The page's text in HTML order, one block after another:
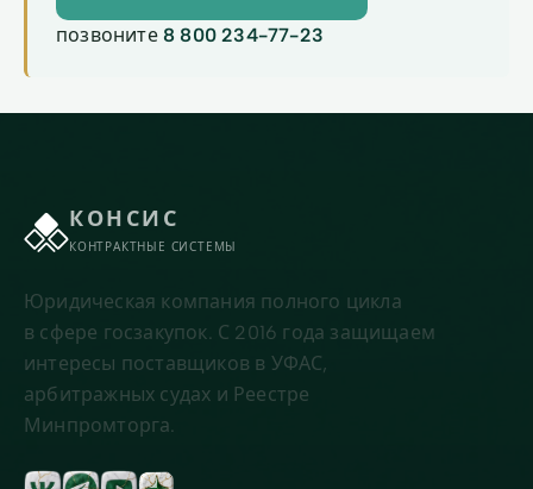
позвоните 8 800 234-77-23
КОНСИС
КОНТРАКТНЫЕ СИСТЕМЫ
Юридическая компания полного цикла
в сфере госзакупок. С 2016 года защищаем
интересы поставщиков в УФАС,
арбитражных судах и Реестре
Минпромторга.